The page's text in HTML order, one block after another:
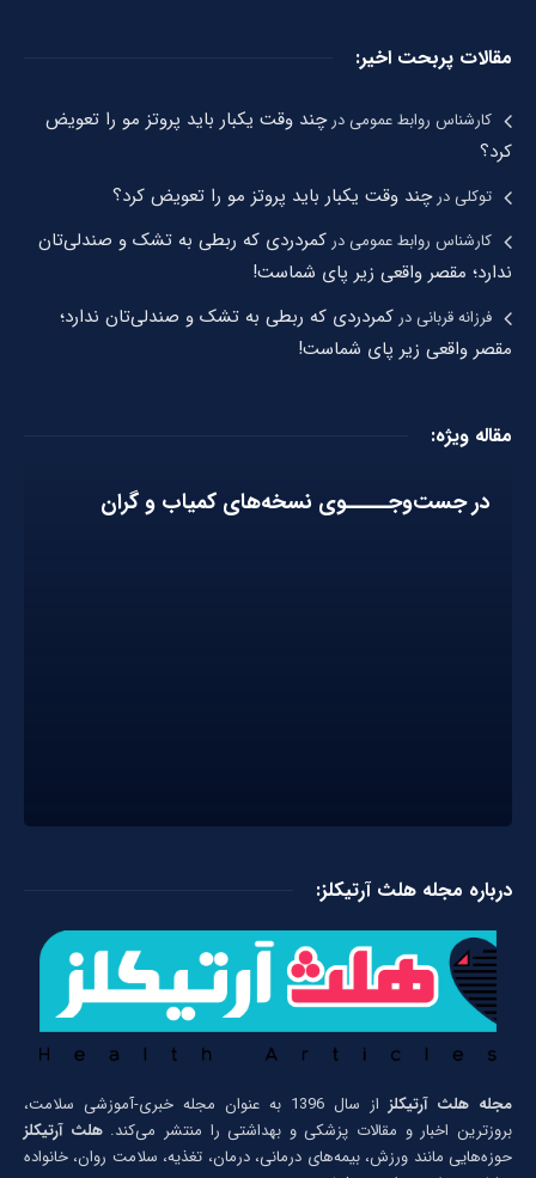
مقالات پربحت اخیر:
کارشناس روابط عمومیدرچند وقت یکبار باید پروتز مو را تعویض
کرد؟
توکلیدرچند وقت یکبار باید پروتز مو را تعویض کرد؟
کارشناس روابط عمومیدر کمردردی که ربطی به تشک و صندلی‌تان
ندارد؛ مقصر واقعی زیر پای شماست!
فرزانه قربانیدر کمردردی که ربطی به تشک و صندلی‌تان ندارد؛
مقصر واقعی زیر پای شماست!
مقاله ویژه:
در جست‌وجـــــوی نسخه‌های کمیاب و گران
درباره مجله هلث آرتیکلز:
مجله هلث آرتیکلز
از سال 1396 به عنوان مجله خبری-آموزشی سلامت،
بروزترین اخبار و مقالات پزشکی و بهداشتی را منتشر می‌کند.هلث آرتیکلز
حوزه‌هایی مانند ورزش، بیمه‌های درمانی، درمان، تغذیه، سلامت روان، خانواده